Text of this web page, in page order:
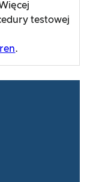
testowej
.